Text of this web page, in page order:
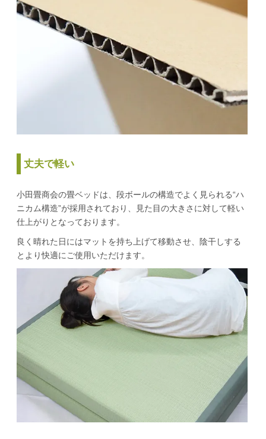
丈夫で軽い
小田畳商会の畳ベッドは、段ボールの構造でよく見られる“ハ
ニカム構造”が採用されており、見た目の大きさに対して軽い
仕上がりとなっております。
良く晴れた日にはマットを持ち上げて移動させ、陰干しする
とより快適にご使用いただけます。